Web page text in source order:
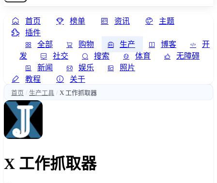
首页 榜单 资讯
主题
插件
全部
购物 生产 博客
开
发
社交 搜索 体育
无障碍
新闻
娱乐
照片
教程
关于
首页 / 生产工具 / X 工作抓取器
X 工作抓取器